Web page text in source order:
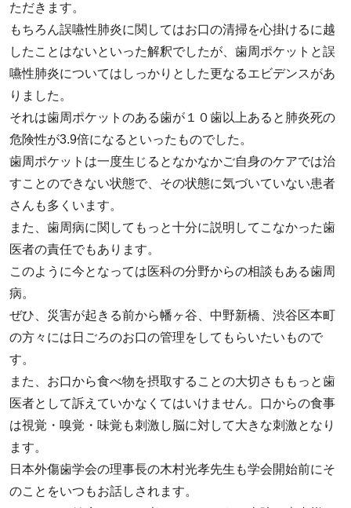
ただきます。
もちろん誤嚥性肺炎に関してはお口の清掃を心掛けるに越
したことはないといった解釈でしたが、歯周ポケットと誤
嚥性肺炎についてはしっかりとした更なるエビデンスがあ
りました。
それは歯周ポケットのある歯が１０歯以上あると肺炎死の
危険性が3.9倍になる といったものでした。
歯周ポケットは一度生じるとなかなかご自身のケアでは治
すことのできない状態で、その状態に気づいていない患者
さんも多くいます。
また、 歯周病に関してもっと十分に説明してこなかった歯
医者の責任でもあります。
このように今となっては医科の分野からの相談もある歯周
病。
ぜひ、災害が起きる前から幡ヶ谷、中野新橋、渋谷区本町
の方々には日ごろのお口の管理をしてもらいたいもので
す。
また、お口から食べ物を摂取することの大切さももっと歯
医者として訴えていかなくてはいけません。口からの食事
は視覚・嗅覚・味覚も刺激し脳に対して大きな刺激となり
ます。
日本外傷歯学会の理事長の木村光孝先生も学会開始前にそ
のことをいつもお話しされます。